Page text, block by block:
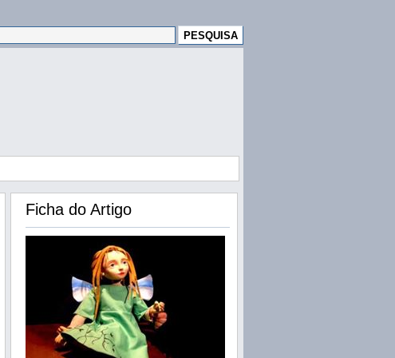
Ficha do Artigo